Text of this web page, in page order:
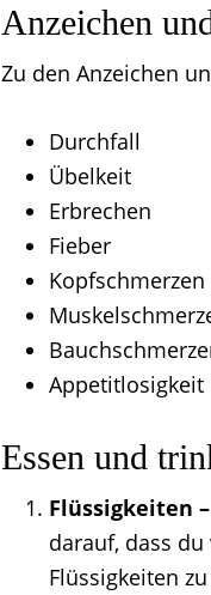
Anzeichen
Zu den Anzeichen
Durchfall
Übelkeit
Erbrechen
Fieber
Kopfschmerzen
Appetitlosigkeit
Essen und
Flüssigkeiten –
darauf, dass
Flüssigkeiten